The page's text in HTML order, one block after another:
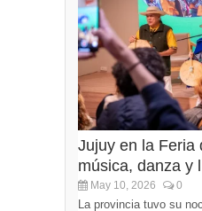
Jujuy en la Feria
música, danza y
May 10, 2026 0
La provincia tuvo su